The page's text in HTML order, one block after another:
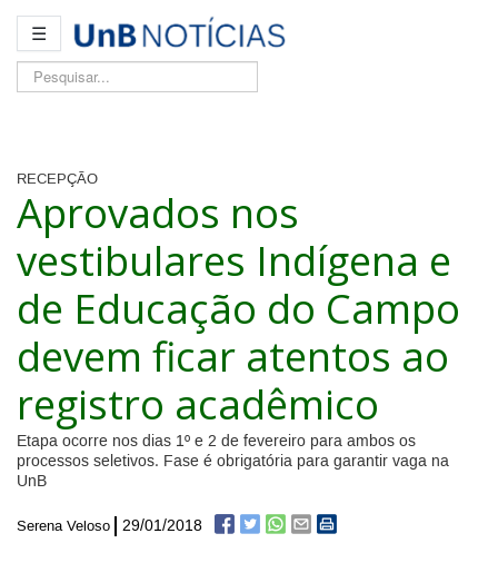
☰
Pesquisar...
RECEPÇÃO
Aprovados nos
vestibulares Indígena e
de Educação do Campo
devem ficar atentos ao
registro acadêmico
Etapa ocorre nos dias 1º e 2 de fevereiro para ambos os
processos seletivos. Fase é obrigatória para garantir vaga na
UnB
Serena Veloso 29/01/2018